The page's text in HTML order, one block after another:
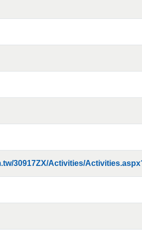
30917ZX/Activities/